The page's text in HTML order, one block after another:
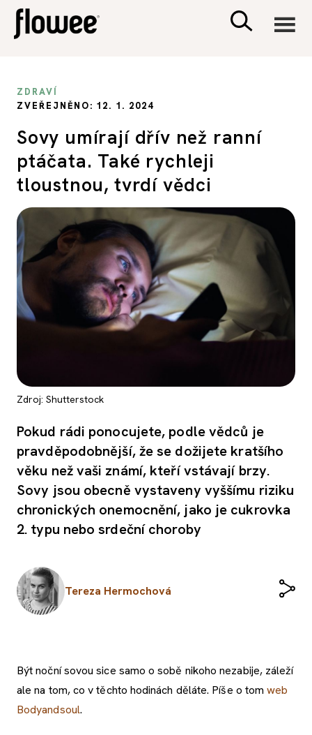
PSYCHOLOGIE
SEX A VZTAHY
PORADNA
ZDRAVÍ
ZVEŘEJNĚNO: 12. 1. 2024
Sovy umírají dřív než ranní
ptáčata. Také rychleji
tloustnou, tvrdí vědci
Zdroj: Shutterstock
Pokud rádi ponocujete, podle vědců je
pravděpodobnější, že se dožijete kratšího
věku než vaši známí, kteří vstávají brzy.
Sovy jsou obecně vystaveny vyššímu riziku
chronických onemocnění, jako je cukrovka
2. typu nebo srdeční choroby
Tereza Hermochová
Být noční sovou sice samo o sobě nikoho nezabije, záleží
ale na tom, co v těchto hodinách děláte. Píše o tomweb
Bodyandsoul.